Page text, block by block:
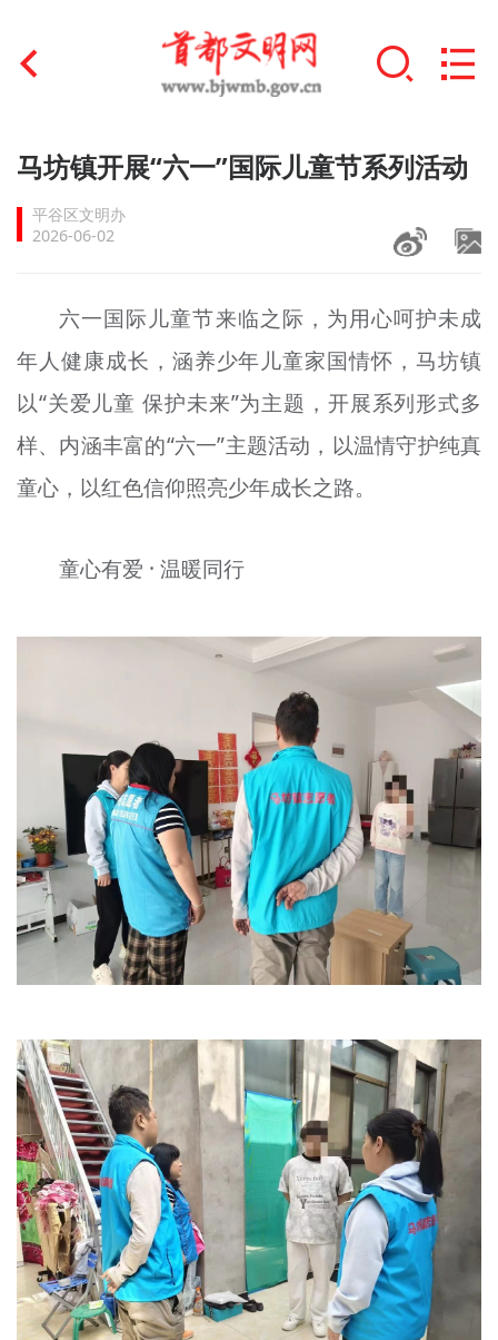
首页
文明创建
文明培育
+
未成年人思想道德建设
榜样人物
+
身边好人
北京宣传文化引导基金
宣传思想文化人才
+
马坊镇开展“六一”国际儿童节系列活动
平谷区文明办
2026-06-02
六一国际儿童节来临之际，为用心呵护未成
年人健康成长，涵养少年儿童家国情怀，马坊镇
以“关爱儿童 保护未来”为主题，开展系列形式多
样、内涵丰富的“六一”主题活动，以温情守护纯真
童心，以红色信仰照亮少年成长之路。
童心有爱 · 温暖同行